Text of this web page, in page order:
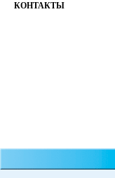
КОНТАКТЫ